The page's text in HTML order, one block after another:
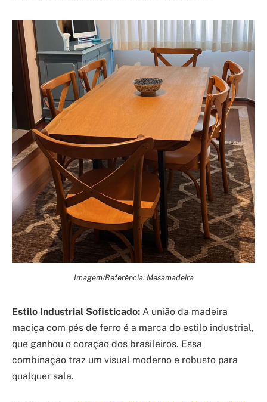
Imagem/Referência: Mesamadeira
Estilo Industrial Sofisticado: A união da madeira
maciça com pés de ferro é a marca do estilo industrial,
que ganhou o coração dos brasileiros. Essa
combinação traz um visual moderno e robusto para
qualquer sala.